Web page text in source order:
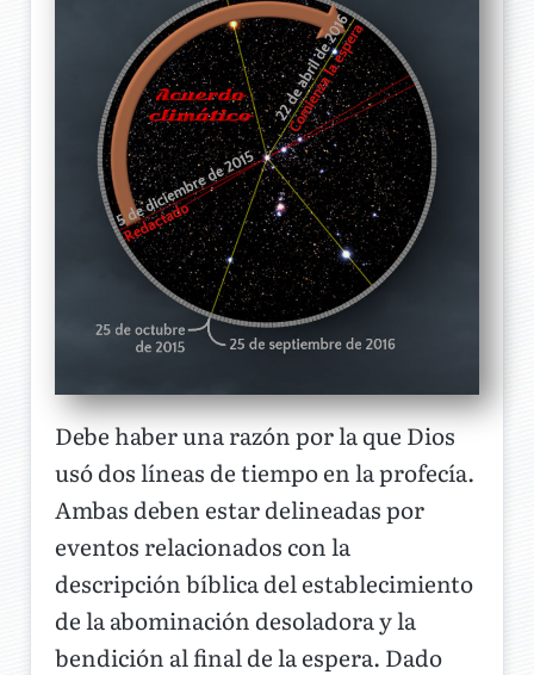
Debe haber una razón por la que Dios
usó dos líneas de tiempo en la profecía.
Ambas deben estar delineadas por
eventos relacionados con la
descripción bíblica del establecimiento
de la abominación desoladora y la
bendición al final de la espera. Dado